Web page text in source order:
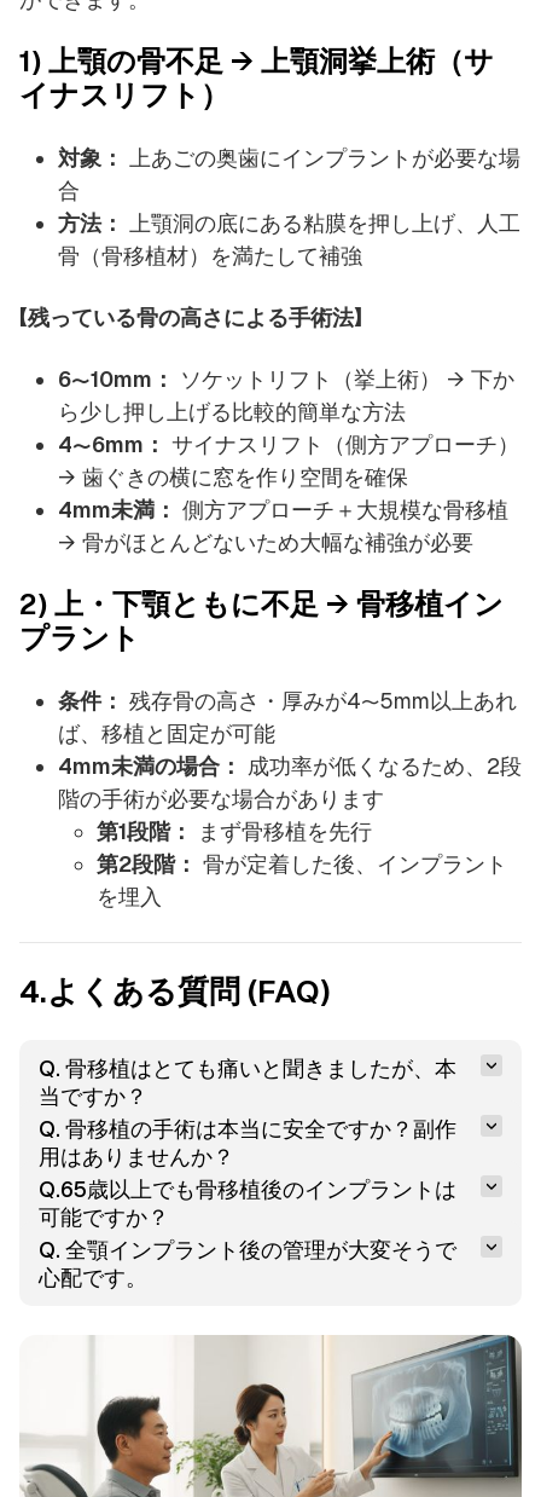
1) 上顎の骨不足 → 上顎洞挙上術（サ
イナスリフト）
対象：
上あごの奥歯にインプラントが必要な場
合
方法：
上顎洞の底にある粘膜を押し上げ、人工
骨（骨移植材）を満たして補強
【残っている骨の高さによる手術法】
6〜10mm：
ソケットリフト（挙上術） → 下か
ら少し押し上げる比較的簡単な方法
4〜6mm： サイナスリフト（側方アプローチ）
→ 歯ぐきの横に窓を作り空間を確保
4mm未満： 側方アプローチ＋大規模な骨移植
→ 骨がほとんどないため大幅な補強が必要
2) 上・下顎ともに不足 → 骨移植イン
プラント
条件： 残存骨の高さ・厚みが4〜5mm以上あれ
ば、移植と固定が可能
4mm未満の場合：
成功率が低くなるため、2段
階の手術が必要な場合があります
第1段階：
まず骨移植を先行
第2段階： 骨が定着した後、インプラント
を埋入
4.よくある質問 (FAQ)
Q. 骨移植はとても痛いと聞きましたが、本
当ですか？
Q. 骨移植の手術は本当に安全ですか？副作
用はありませんか？
Q.65歳以上でも骨移植後のインプラントは
可能ですか？
Q. 全顎インプラント後の管理が大変そうで
心配です。